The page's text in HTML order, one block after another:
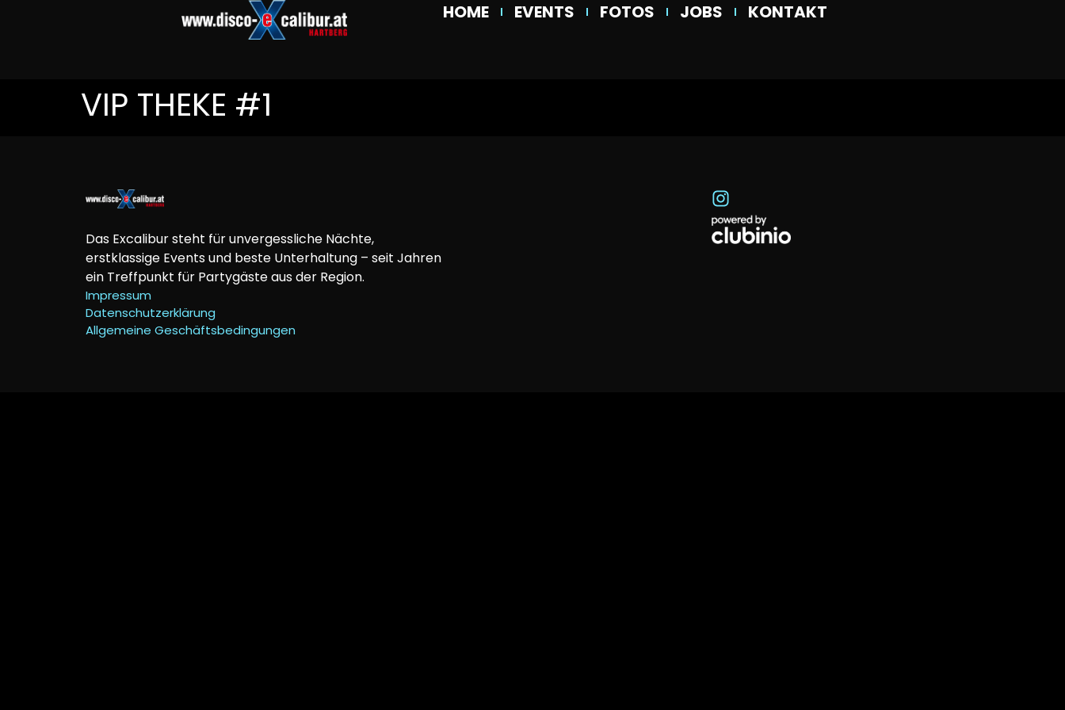
HOME EVENTS FOTOS JOBS KONTAKT
VIP THEKE #1
Das Excalibur steht für unvergessliche Nächte,
erstklassige Events und beste Unterhaltung – seit Jahren
ein Treffpunkt für Partygäste aus der Region.
Impressum
Datenschutzerklärung
Allgemeine Geschäftsbedingungen